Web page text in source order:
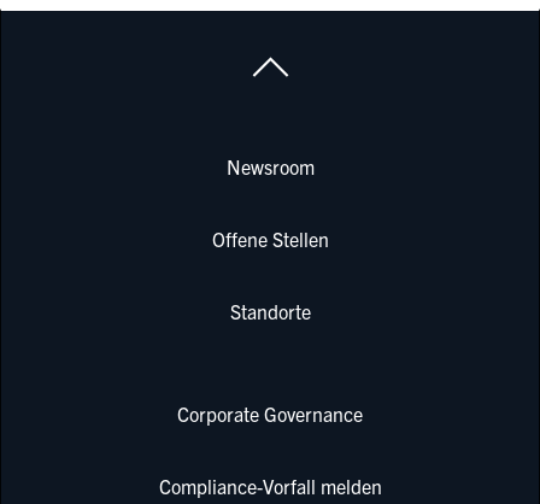
Newsroom
Offene Stellen
Standorte
Corporate Governance
Compliance-Vorfall melden